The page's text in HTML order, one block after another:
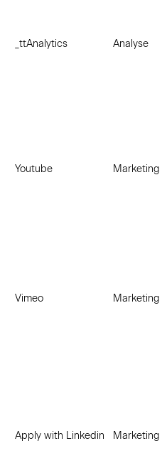
_ttAnalytics Analyse
Youtube Marketing
Vimeo Marketing
Apply with Linkedin Marketing